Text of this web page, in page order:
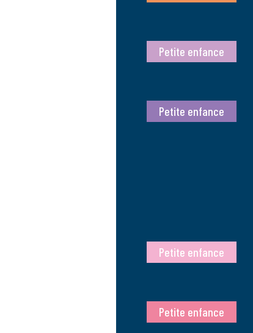
Petite enfance
Petite enfance
Petite enfance
Petite enfance